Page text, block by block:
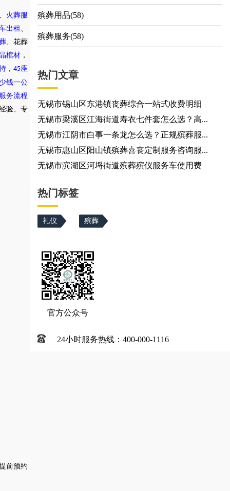
火葬服
出租
、花葬
棺材 ，
， 45座
钱一公
务流程
验、专
前预约
殡葬用品(58)
殡葬服务(58)
热门文章
无锡市锡山区东港镇丧葬综合一站式收费明细
无锡市梁溪区江海街道寿衣七件套怎么选？高...
无锡市江阴市白事一条龙怎么选？正规殡葬服...
无锡市惠山区阳山镇殡葬喜丧定制服务咨询服...
无锡市滨湖区河埒街道殡葬殡仪服务车使用费
热门标签
礼仪 殡葬
官方公众号
24小时服务热线：400-000-1116